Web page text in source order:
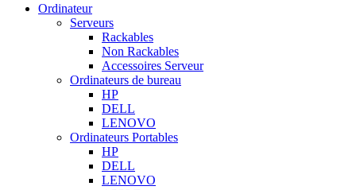
Ordinateur
Serveurs
Rackables
Non Rackables
Accessoires Serveur
Ordinateurs de bureau
HP
DELL
LENOVO
Ordinateurs Portables
HP
DELL
LENOVO